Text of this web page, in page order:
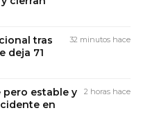
tras
deja 71
32 minutos hace
pero estable y
en
2 horas hace